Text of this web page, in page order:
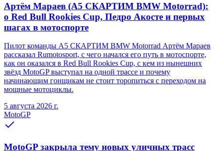
Артём Мараев (A5 СКАРТИМ BMW Motorrad):
о Red Bull Rookies Cup, Педро Акосте и первых
шагах в мотоспорте
Пилот команды A5 СКАРТИМ BMW Motorrad Артём Мараев
рассказал Rumotosport, с чего начался его путь в мотоспорте,
как он оказался в Red Bull Rookies Cup, с кем из нынешних
звёзд MotoGP выступал на одной трассе и почему
начинающим гонщикам не стоит торопиться с переходом на
мощные мотоциклы.
5 августа 2026 г.
MotoGP
MotoGP закрыла тему новых уличных трасс